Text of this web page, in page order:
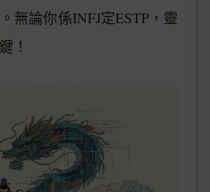
無論你係INFJ定ESTP，靈
！